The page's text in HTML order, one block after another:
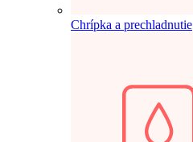
Chrípka a prechladnutie